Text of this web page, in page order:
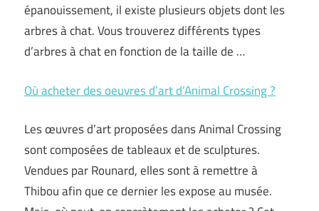
épanouissement, il existe plusieurs objets dont les
arbres à chat. Vous trouverez différents types
d’arbres à chat en fonction de la taille de …
Où acheter des oeuvres d’art d’Animal Crossing ?
Les œuvres d’art proposées dans Animal Crossing
sont composées de tableaux et de sculptures.
Vendues par Rounard, elles sont à remettre à
Thibou afin que ce dernier les expose au musée.